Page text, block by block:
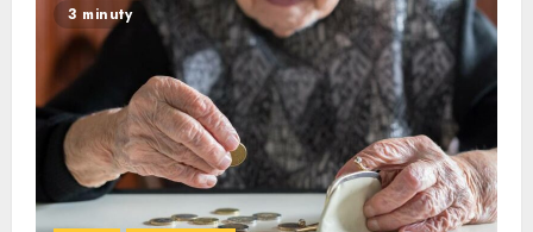
3 minuty